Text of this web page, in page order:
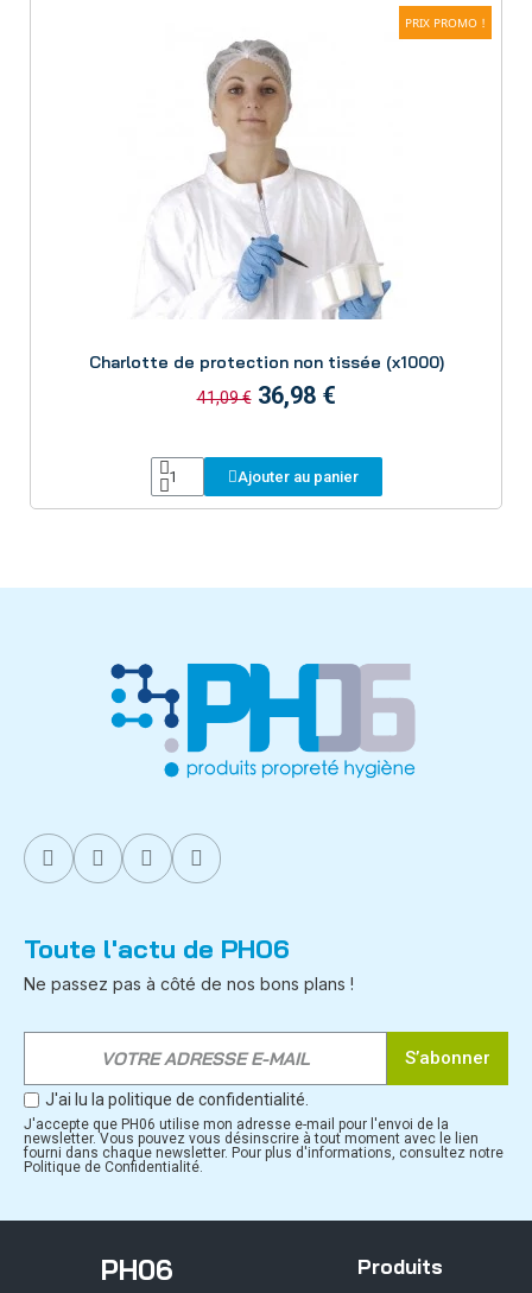
PRIX PROMO !
Charlotte de protection non tissée (x1000)
41,09 € 36,98 €
Ajouter au panier
Toute l'actu de PH06
Ne passez pas à côté de nos bons plans !
S’abonner
J'ai lu la politique de confidentialité.
J'accepte que PH06 utilise mon adresse e-mail pour l'envoi de la
newsletter. Vous pouvez vous désinscrire à tout moment avec le lien
fourni dans chaque newsletter. Pour plus d'informations, consultez notre
Politique de Confidentialité.
PH06 Produits